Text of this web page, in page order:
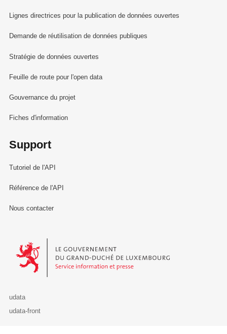
Lignes directrices pour la publication de données ouvertes
Demande de réutilisation de données publiques
Stratégie de données ouvertes
Feuille de route pour l'open data
Gouvernance du projet
Fiches d'information
Support
Tutoriel de l'API
Référence de l'API
Nous contacter
Le Gouvernement du Grand-Duché de Luxembourg - Service
udata
udata-front